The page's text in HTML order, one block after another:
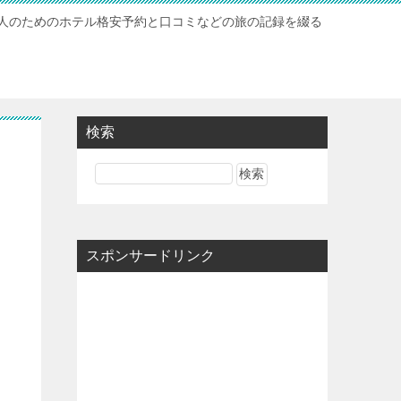
のためのホテル格安予約と口コミなどの旅の記録を綴る
検索
スポンサードリンク